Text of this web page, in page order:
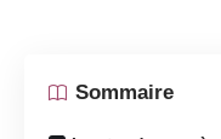
Sommaire